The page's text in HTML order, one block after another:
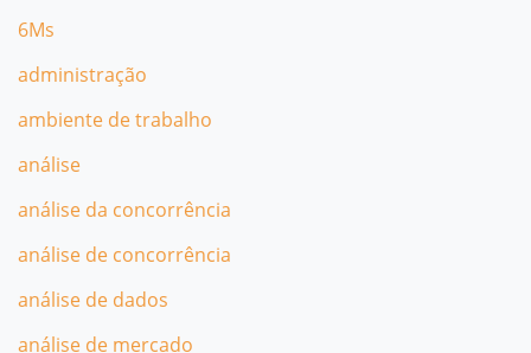
6Ms
administração
ambiente de trabalho
análise
análise da concorrência
análise de concorrência
análise de dados
análise de mercado